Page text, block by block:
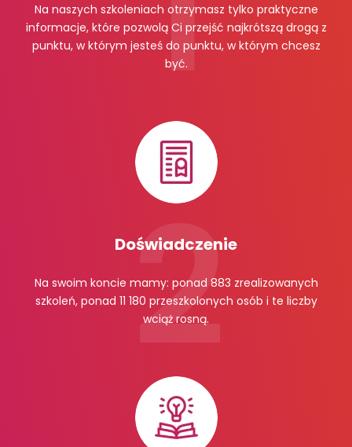
Na naszych szkoleniach otrzymasz tylko praktyczne
informacje, które pozwolą Ci przejść najkrótszą drogą z
punktu, w którym jesteś do punktu, w którym chcesz
być.
Doświadczenie
Na swoim koncie mamy: ponad 883 zrealizowanych
szkoleń, ponad 11 180 przeszkolonych osób i te liczby
wciąż rosną.